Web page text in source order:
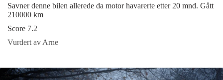
Savner denne bilen allerede da motor havarerte etter 20 mnd. Gått
210000 km
Score 7.2
Vurdert av Arne